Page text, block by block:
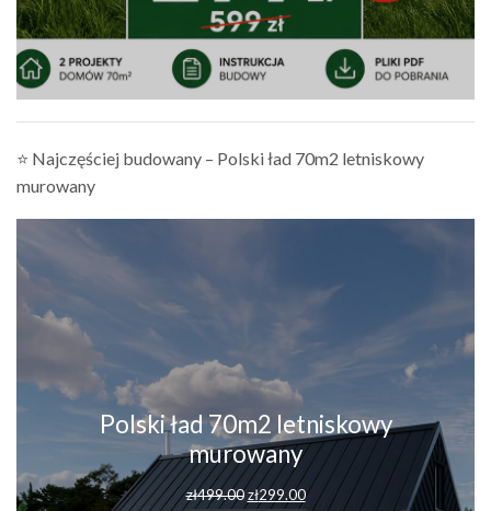
⭐ Najczęściej budowany – Polski ład 70m2 letniskowy
murowany
Polski ład 70m2 letniskowy
murowany
zł499.00 zł299.00